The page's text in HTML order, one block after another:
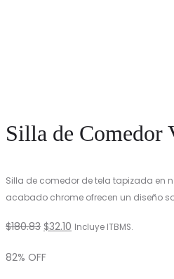
Silla de Comedor
Silla de comedor de tela tapizada en
acabado chrome ofrecen un diseño
$180.83 El
$32.10 ElIncluye ITBMS.
82% OFF